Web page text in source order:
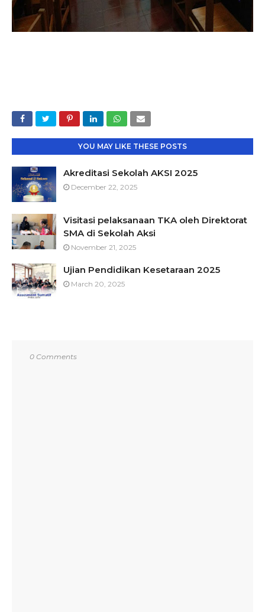
YOU MAY LIKE THESE POSTS
Akreditasi Sekolah AKSI 2025
December 22, 2025
Visitasi pelaksanaan TKA oleh Direktorat
SMA di Sekolah Aksi
November 21, 2025
Ujian Pendidikan Kesetaraan 2025
March 20, 2025
0 Comments